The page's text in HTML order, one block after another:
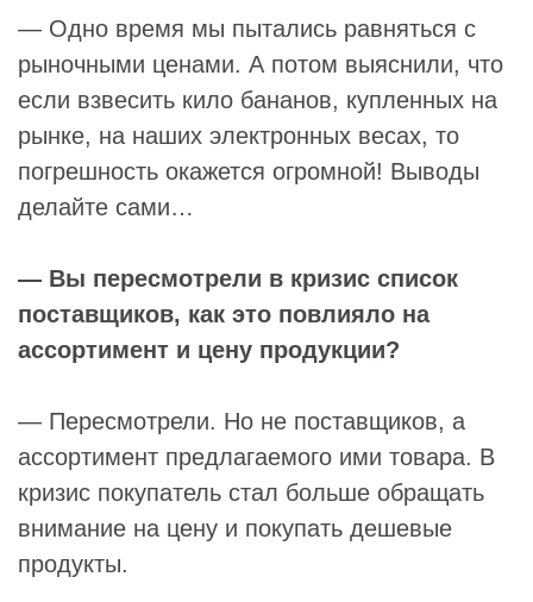
— Одно время мы пытались равняться с
рыночными ценами. А потом выяснили, что
если взвесить кило бананов, купленных на
рынке, на наших электронных весах, то
погрешность окажется огромной! Выводы
делайте сами…
— Вы пересмотрели в кризис список
поставщиков, как это повлияло на
ассортимент и цену продукции?
— Пересмотрели. Но не поставщиков, а
ассортимент предлагаемого ими товара. В
кризис покупатель стал больше обращать
внимание на цену и покупать дешевые
продукты.